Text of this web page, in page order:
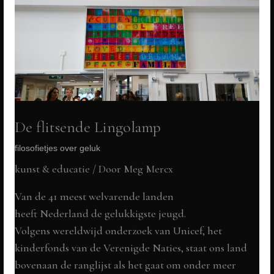
De flitsende Lingolamp
filosofietjes over geluk
kunst & educatie / Door Meg Mercx
Van de 41 meest welvarende landen
heeft Nederland de gelukkigste jeugd.
Volgens wereldwijd onderzoek van Unicef, het
kinderfonds van de Verenigde Naties, staat ons land
bovenaan de ranglijst als het gaat om onder meer